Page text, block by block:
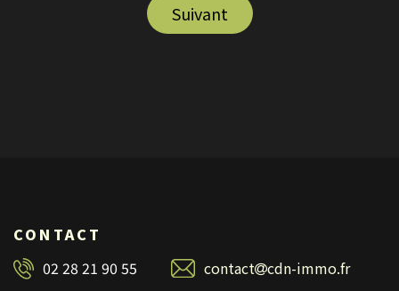
Suivant
CONTACT
02 28 21 90 55
contact cdn-immo.fr